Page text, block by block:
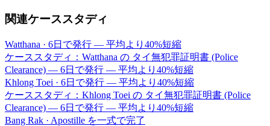
関連ケーススタディ
Watthana · 6日で発行 — 平均より40%短縮
ケーススタディ：Watthana の タイ無犯罪証明書 (Police
Clearance) — 6日で発行 — 平均より40%短縮
Khlong Toei · 6日で発行 — 平均より40%短縮
ケーススタディ：Khlong Toei の タイ無犯罪証明書 (Police
Clearance) — 6日で発行 — 平均より40%短縮
Bang Rak · Apostille を一式で完了